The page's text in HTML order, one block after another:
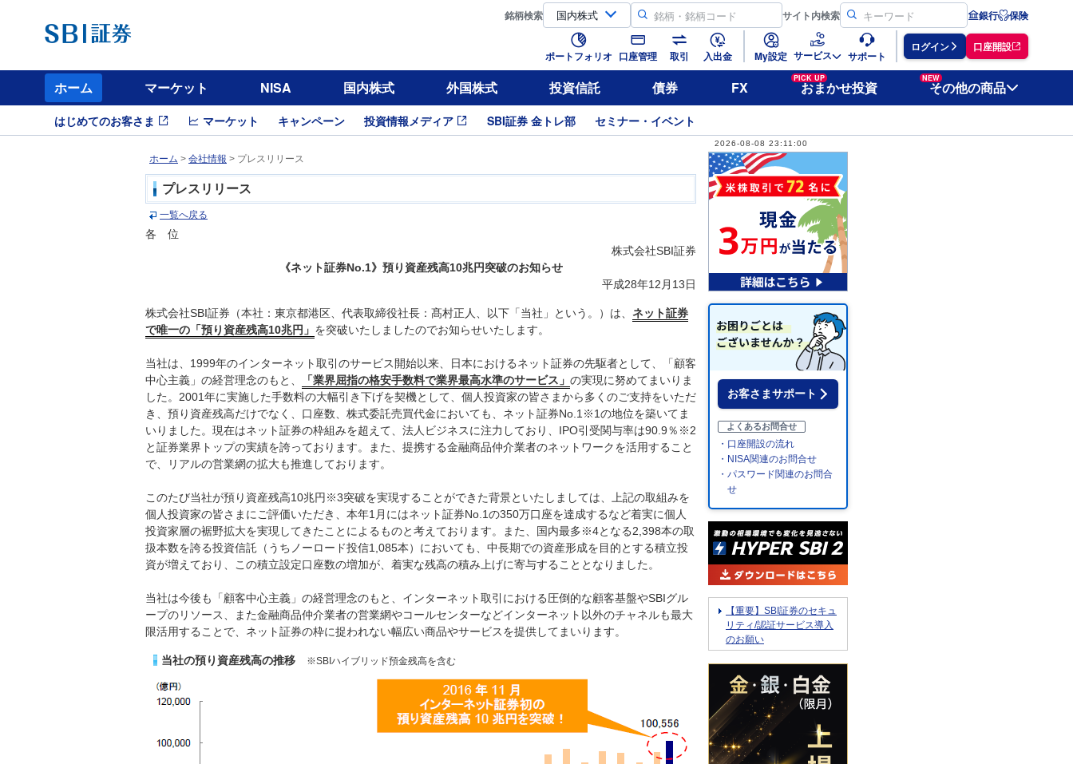
銘柄検索 サイト内検索 銀行 保険
ポートフォリオ 口座管理 取引 入出金 My設定 サービス サポート
ログイン 口座開設
ホーム マーケット NISA 国内株式 外国株式 投資信託 債券 FX
PICK UP
おまかせ投資
NEW
その他の商品
はじめてのお客さま マーケット キャンペーン 投資情報メディア SBI証券 金トレ部 セミナー・イベント
2026-08-08 23:11:00
ホーム > 会社情報 > プレスリリース
プレスリリース
一覧へ戻る
各 位
株式会社SBI証券
《ネット証券No.1》預り資産残高10兆円突破のお知らせ
平成28年12月13日
株式会社SBI証券（本社：東京都港区、代表取締役社長：髙村正人、以下「当社」という。）は、 ネット証券
で唯一の「預り資産残高10兆円」 を突破いたしましたのでお知らせいたします。
当社は、1999年のインターネット取引のサービス開始以来、日本におけるネット証券の先駆者として、「顧客
中心主義」の経営理念のもと、
「業界屈指の格安手数料で業界最高水準のサービス」 の実現に努めてまいりま
した。2001年に実施した手数料の大幅引き下げを契機として、個人投資家の皆さまから多くのご支持をいただ
き、預り資産残高だけでなく、口座数、株式委託売買代金においても、ネット証券No.1※1の地位を築いてま
いりました。現在はネット証券の枠組みを超えて、法人ビジネスに注力しており、IPO引受関与率は90.9％※2
と証券業界トップの実績を誇っております。また、提携する金融商品仲介業者のネットワークを活用すること
で、リアルの営業網の拡大も推進しております。
このたび当社が預り資産残高10兆円※3突破を実現することができた背景といたしましては、上記の取組みを
個人投資家の皆さまにご評価いただき、本年1月にはネット証券No.1の350万口座を達成するなど着実に個人
投資家層の裾野拡大を実現してきたことによるものと考えております。また、国内最多※4となる2,398本の取
扱本数を誇る投資信託（うちノーロード投信1,085本）においても、中長期での資産形成を目的とする積立投
資が増えており、この積立設定口座数の増加が、着実な残高の積み上げに寄与することとなりました。
当社は今後も「顧客中心主義」の経営理念のもと、インターネット取引における圧倒的な顧客基盤やSBIグル
ープのリソース、また金融商品仲介業者の営業網やコールセンターなどインターネット以外のチャネルも最大
限活用することで、ネット証券の枠に捉われない幅広い商品やサービスを提供してまいります。
当社の預り資産残高の推移 ※SBIハイブリッド預金残高を含む
お客さまサポート
よくあるお問合せ
・口座開設の流れ
・NISA関連のお問合せ
・パスワード関連のお問合
せ
【重要】SBI証券のセキュ
リティ/認証サービス導入
のお願い